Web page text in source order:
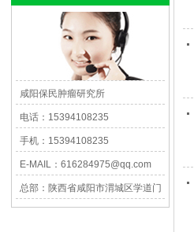
咸阳保民肿瘤研究所
电话：15394108235
手机：15394108235
E-MAIL：616284975@qq.com
总部：陕西省咸阳市渭城区学道门
巷1号